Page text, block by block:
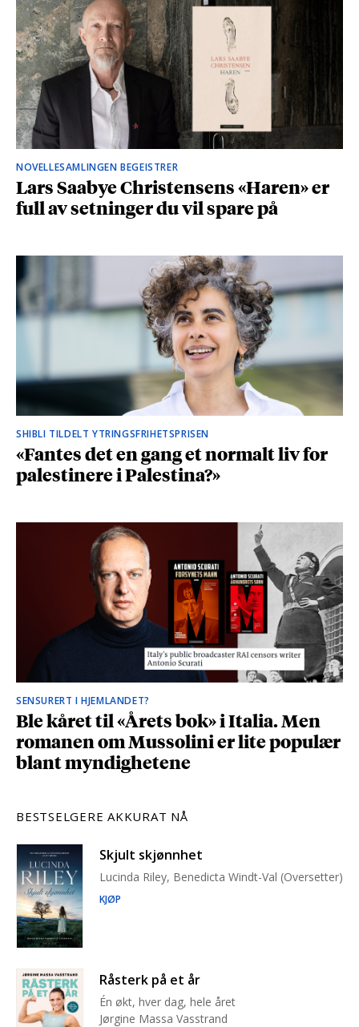
NOVELLESAMLINGEN BEGEISTRER
Lars Saabye Christensens «Haren» er
full av setninger du vil spare på
SHIBLI TILDELT YTRINGSFRIHETSPRISEN
«Fantes det en gang et normalt liv for
palestinere i Palestina?»
SENSURERT I HJEMLANDET?
Ble kåret til «Årets bok» i Italia. Men
romanen om Mussolini er lite populær
blant myndighetene
BESTSELGERE AKKURAT NÅ
Skjult skjønnhet
Lucinda Riley, Benedicta Windt-Val (Oversetter)
KJØP
Råsterk på et år
Én økt, hver dag, hele året
Jørgine Massa Vasstrand